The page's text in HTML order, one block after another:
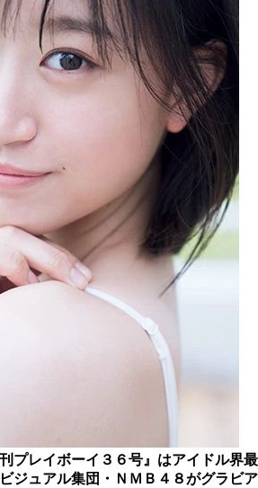
プレイボーイ３６号』はアイドル界最
ジュアル集団・ＮＭＢ４８がグラビア